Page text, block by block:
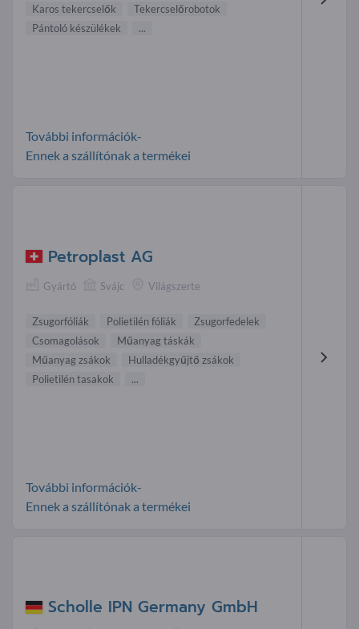
Karos tekercselők
Tekercselőrobotok
Pántoló készülékek
...
További információk-
Ennek a szállítónak a termékei
Petroplast AG
Gyártó Svájc Világszerte
Zsugorfóliák Polietilén fóliák
Zsugorfedelek
Csomagolások
Műanyag táskák
Műanyag zsákok
Hulladékgyűjtő zsákok
Polietilén tasakok
...
További információk-
Ennek a szállítónak a termékei
Scholle IPN Germany GmbH